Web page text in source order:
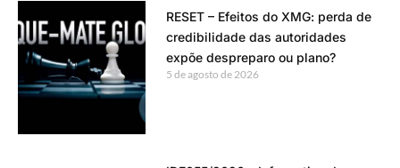
RESET – Efeitos do XMG: perda de
credibilidade das autoridades
expõe despreparo ou plano?
5 de agosto de 2026